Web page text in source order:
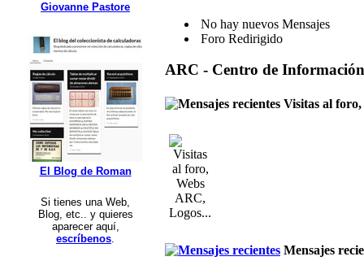
Giovanne Pastore
El Blog de Roman
Si tienes una Web,
Blog, etc.. y quieres
aparecer aquí,
escríbenos.
No hay nuevos Mensajes
Foro Redirigido
ARC - Centro de Información
Visitas al
Mensajes